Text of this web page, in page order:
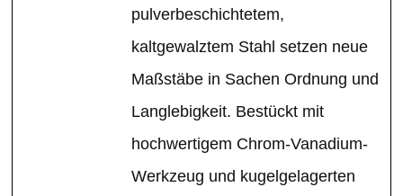
pulverbeschichtetem,
kaltgewalztem Stahl setzen neue
Maßstäbe in Sachen Ordnung und
Langlebigkeit. Bestückt mit
hochwertigem Chrom-Vanadium-
Werkzeug und kugelgelagerten